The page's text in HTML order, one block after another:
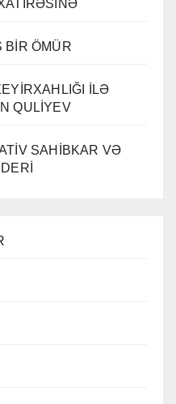
BİR ÖMÜR
İLƏ
QULİYEV
SAHİBKAR VƏ